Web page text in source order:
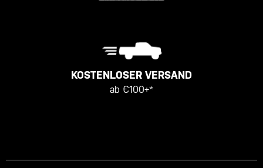
KOSTENLOSER VERSAND
ab €100+*